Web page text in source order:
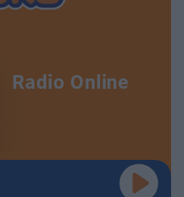
Radio Online